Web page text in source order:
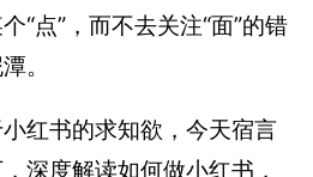
“点”，而不去关注“面”的错
。
红书的求知欲，今天宿言
深度解读如何做小红书，